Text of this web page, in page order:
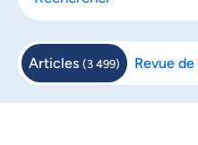
Articles (3 499) Revue de